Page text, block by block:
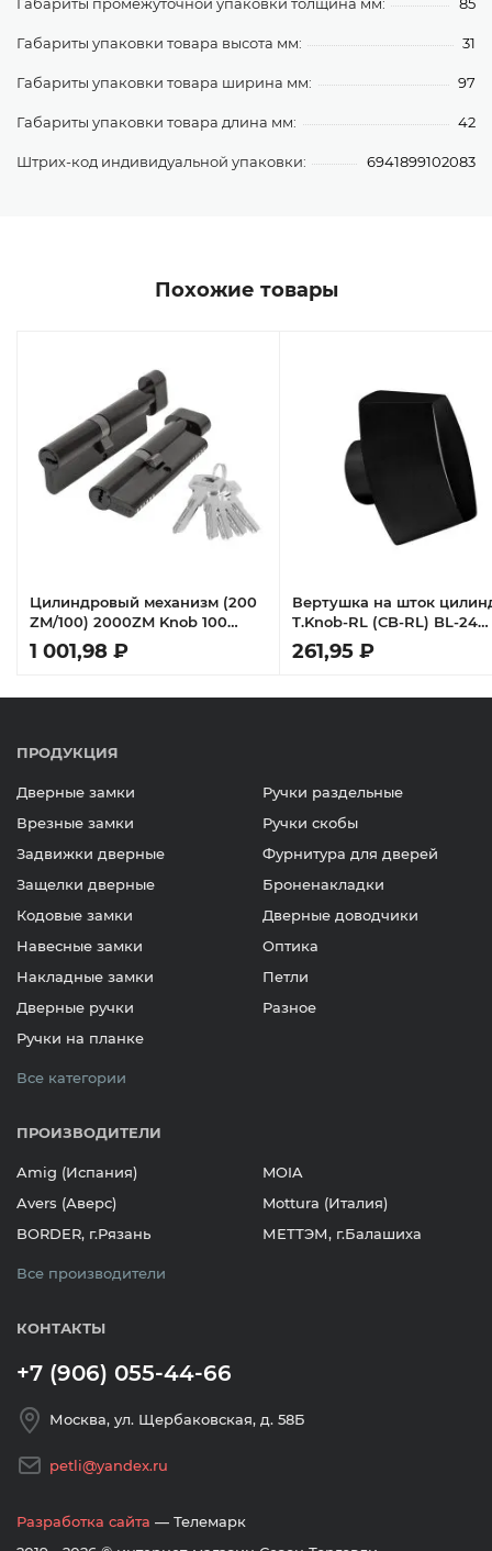
Габариты упаковки товара высота мм: 31
Габариты упаковки товара ширина мм: 97
Габариты упаковки товара длина мм: 42
Штрих-код индивидуальной упаковки: 6941899102083
Похожие товары
Цилиндровый механизм (200
ZM/100) 2000ZM Knob 100
(60+10+30) BL-24 черный 5Key
с вертушкой
1 001,98 ₽
Вертушка на шток
T.Knob-RL (CB-RL) BL-24
черный
261,95 ₽
ПРОДУКЦИЯ
Дверные замки
Врезные замки
Задвижки дверные
Защелки дверные
Кодовые замки
Навесные замки
Накладные замки
Дверные ручки
Ручки на планке
Ручки раздельные
Ручки скобы
Фурнитура для дверей
Броненакладки
Дверные доводчики
Оптика
Петли
Разное
Все категории
ПРОИЗВОДИТЕЛИ
Amig (Испания)
Avers (Аверс)
BORDER, г.Рязань
MOIA
Mottura (Италия)
МЕТТЭМ, г.Балашиха
Все производители
КОНТАКТЫ
+7 (906) 055-44-66
Москва, ул. Щербаковская, д. 58Б
petli@yandex.ru
Разработка сайта — Телемарк